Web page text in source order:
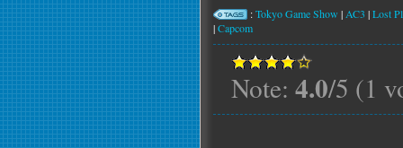
:Tokyo Game Show | AC3 |Lost
|Capcom
Note: 4.0/5 (1